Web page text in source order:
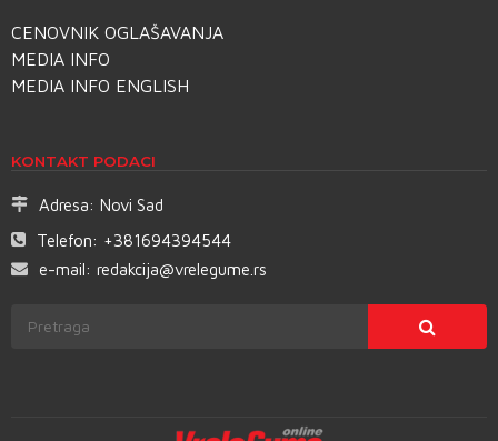
CENOVNIK OGLAŠAVANJA
MEDIA INFO
MEDIA INFO ENGLISH
KONTAKT PODACI
Adresa: Novi Sad
Telefon: +381694394544
e-mail: redakcija@vrelegume.rs